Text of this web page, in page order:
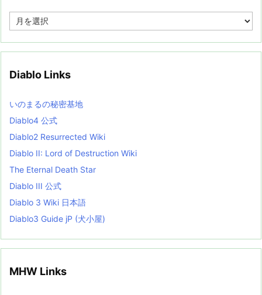
e
i
s
t
Diablo Links
いのまるの秘密基地
Diablo4 公式
Diablo2 Resurrected Wiki
Diablo II: Lord of Destruction Wiki
The Eternal Death Star
Diablo III 公式
Diablo 3 Wiki 日本語
Diablo3 Guide jP (犬小屋)
MHW Links